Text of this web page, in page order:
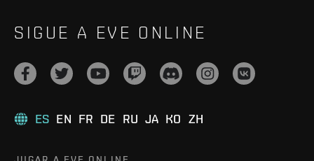
SIGUE A EVE ONLINE
ES EN FR DE RU JA KO ZH